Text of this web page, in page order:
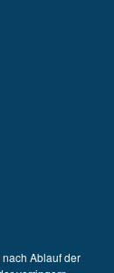
Ablauf der